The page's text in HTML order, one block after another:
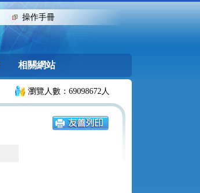
操作手冊
相關網站
瀏覽人數：69098672人